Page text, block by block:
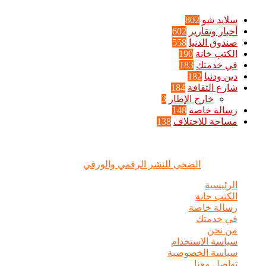
سلايد شو 802
أخبار وتقارير 602
صندوق الدنيا 558
الكتب خانة 190
في خدمتك 183
دين ودنيا 182
شارع الثقافة 184
خارج الإطار 3
رسالة خاصة 148
مساحة للاختلاف 138
الضحى للنشر الرقمي والورقي
الرئيسية
الكتب خانة
رسالة خاصة
في خدمتك
من نحن
سياسة الاستخدام
سياسة الخصوصية
تواصل معنا